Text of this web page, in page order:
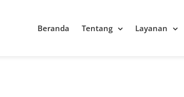
Beranda Tentang Layanan